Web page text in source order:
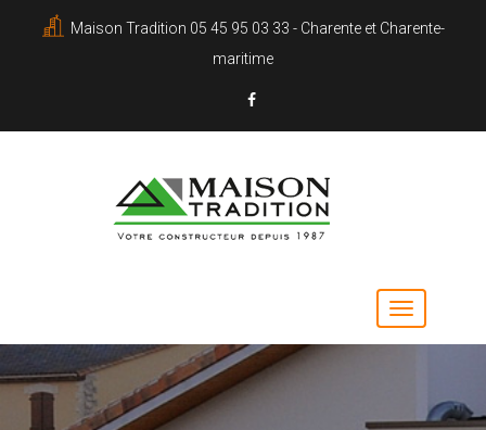
Maison Tradition 05 45 95 03 33 - Charente et Charente-
maritime